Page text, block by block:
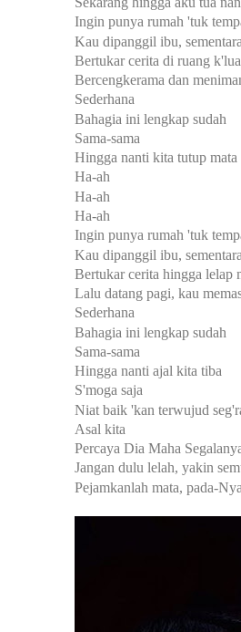
Ingin punya rumah 'tuk
Kau dipanggil ibu,
Bertukar cerita di ruang
Bercengkerama dan
Sederhana
Bahagia ini lengkap sudah
Sama-sama
Hingga nanti kita tutup mata
Ha-ah
Ha-ah
Ha-ah
Ingin punya rumah 'tuk
Kau dipanggil ibu,
Bertukar cerita hingga lelap
Lalu datang pagi, kau
Sederhana
Bahagia ini lengkap sudah
Sama-sama
Hingga nanti ajal kita tiba
S'moga saja
Niat baik 'kan terwujud
Asal kita
Percaya Dia Maha
Jangan dulu lelah, yakin
Pejamkanlah mata, pada-